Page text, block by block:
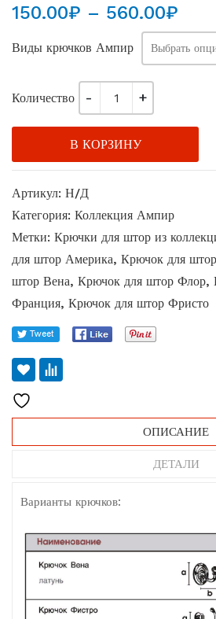
150.00₽ – 560.00₽
цен:
Виды крючков Ампир
Количество
В КОРЗИНУ
Артикул: Н/Д
Категория: Коллекция Ампир
Метки: Крючки для штор из
для штор Америка, Крючок для
штор Вена, Крючок для штор Флор,
Франция, Крючок для штор Фристо
ОПИСАНИЕ
ДЕТАЛИ
Варианты крючков: